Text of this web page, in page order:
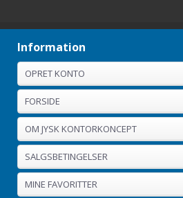
Information
OPRET KONTO
FORSIDE
OM JYSK KONTORKONCEPT
SALGSBETINGELSER
MINE FAVORITTER